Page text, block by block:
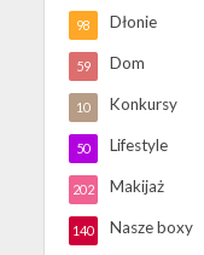
Dłonie
98
Dom
59
Konkursy
10
Lifestyle
50
Makijaż
202
Nasze boxy
140